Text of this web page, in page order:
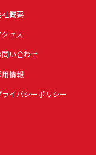
社概要
クセス
問い合わせ
用情報
ライバシーポリシー